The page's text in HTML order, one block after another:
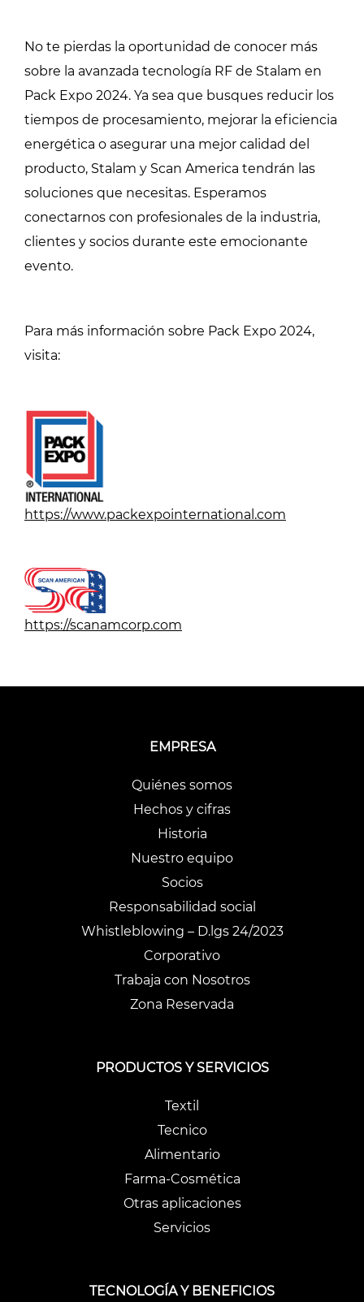
No te pierdas la oportunidad de conocer más
sobre la avanzada tecnología RF de Stalam en
Pack Expo 2024. Ya sea que busques reducir los
tiempos de procesamiento, mejorar la eficiencia
energética o asegurar una mejor calidad del
producto, Stalam y Scan America tendrán las
soluciones que necesitas. Esperamos
conectarnos con profesionales de la industria,
clientes y socios durante este emocionante
evento.
Para más información sobre Pack Expo 2024,
visita:
https://www.packexpointernational.com
https://scanamcorp.com
EMPRESA
Quiénes somos
Hechos y cifras
Historia
Nuestro equipo
Socios
Responsabilidad social
Whistleblowing – D.lgs 24/2023
Corporativo
Trabaja con Nosotros
Zona Reservada
PRODUCTOS Y SERVICIOS
Textil
Tecnico
Alimentario
Farma-Cosmética
Otras aplicaciones
Servicios
TECNOLOGÍA Y BENEFICIOS